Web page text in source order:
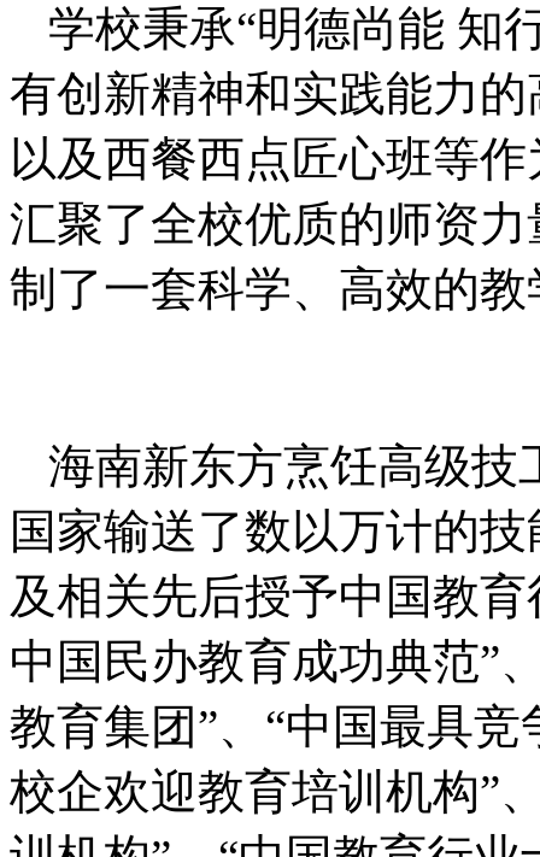
学校秉承“明德尚能 知
有创新精神和实践能力
以及西餐西点匠心班等
汇聚了全校优质的师资
制了一套科学、高效的
海南新东方烹饪高级技
国家输送了数以万计的
及相关先后授予中国教
中国民办教育成功典范”
教育集团”、“中国最具
校企欢迎教育培训机构”